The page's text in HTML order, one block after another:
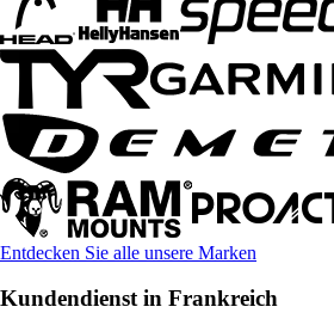
Entdecken Sie alle unsere Marken
Kundendienst in Frankreich